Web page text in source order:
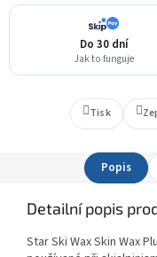
Do 30 dní
Jak to funguje
Tisk
Popis
Detailní popis
Star Ski Wax Skin Wax